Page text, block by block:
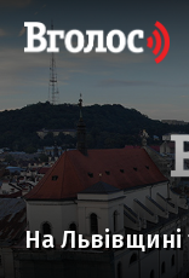
На Львівщині